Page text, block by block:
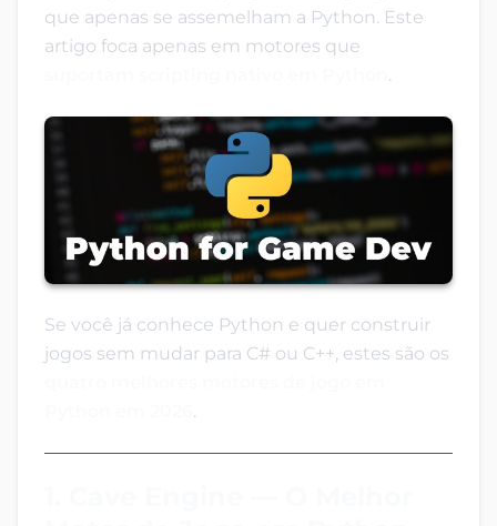
que apenas se assemelham a Python. Este
artigo foca apenas em motores que
.
Se você já conhece Python e quer construir
jogos sem mudar para C# ou C++, estes são os
.